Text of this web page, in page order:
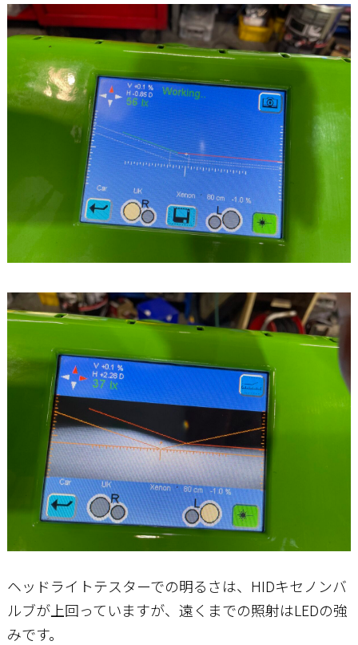
ヘッドライトテスターでの明るさは、HIDキセノンバ
ルブが上回っていますが、遠くまでの照射はLEDの強
みです。